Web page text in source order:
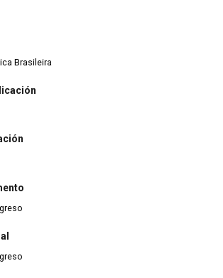
Brasileira